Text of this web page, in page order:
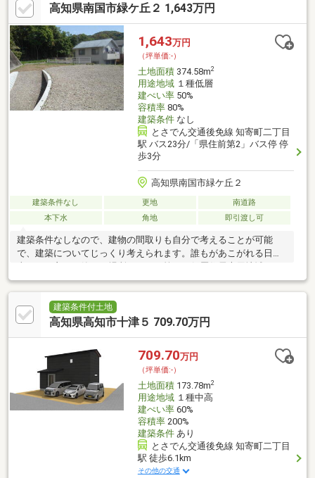
高知県南国市緑ケ丘２ 1,643万円
1,643万円
（坪単価:-）
土地面積374.58m2
用途地域１種低層
建ぺい率50%
容積率80%
建築条件なし
とさでん交通後免線 知寄町二丁目
駅 バス23分/「県住前第2」バス停 停
歩3分
高知県南国市緑ケ丘２
建築条件なし 更地
南道路
本下水
角地 即引渡し可
建築条件なしなので、建物の間取りも自分で考えることが可能
で、建築についてじっくり考えられます。誰もがあこがれる日の
す。こちらの住宅用地は周辺環境も整っており、快適な生活を期
待できます。こちらの土地は前面道路6m以上です。コチラの土地
は売地となっており、土地購入予定の方にお勧めです。土地面積
は374.58㎡(公簿)で一押しです。子育てにも100坪以上の土地があ
建築条件付土地
高知県高知市十津５ 709.70万円
709.70万円
（坪単価:-）
土地面積173.78m2
用途地域１種中高
建ぺい率60%
容積率200%
建築条件あり
とさでん交通後免線 知寄町二丁目
駅 徒歩6.1km
その他の交通